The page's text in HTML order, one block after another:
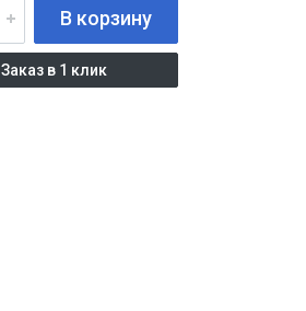
В корзину
Заказ в 1 клик